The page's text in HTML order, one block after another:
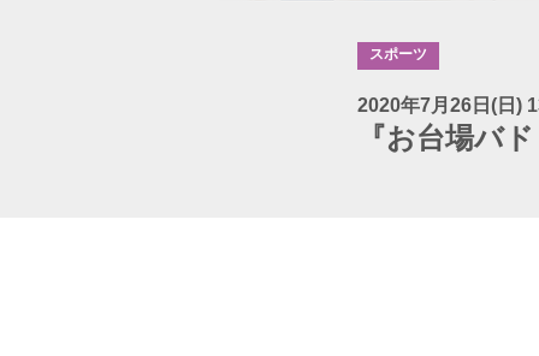
スポーツ
2020年7月26日(日)
『お台場バ